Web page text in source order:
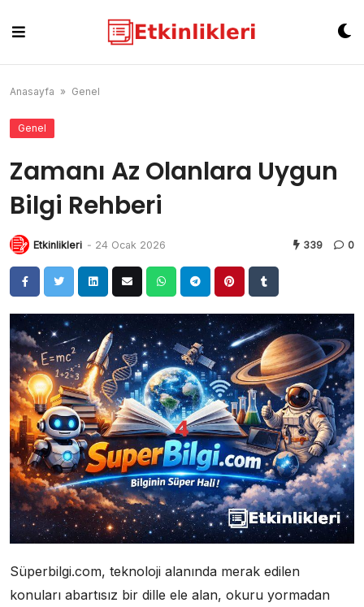
content
Anasayfa » Genel
Genel
Zamanı Az Olanlara Uygun
Bilgi Rehberi
Etkinlikleri - 24 Ocak 2026 339 0
Süperbilgi.com, teknoloji alanında merak edilen
konuları abartısız bir dille ele alan, okuru yormadan